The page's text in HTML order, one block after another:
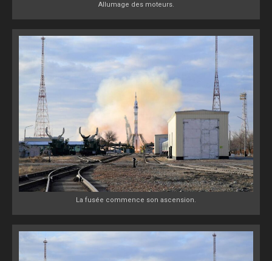
Allumage des moteurs.
La fusée commence son ascension.